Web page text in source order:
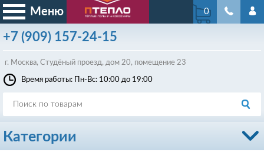
Меню
+7 (909) 157-24-15
г. Москва, Студёный проезд, дом 20, помещение 23
0
Время работы: Пн-Вс: 10:00 до 19:00
Категории